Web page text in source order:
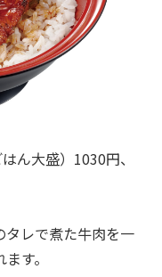
ん大盛）1030円、
レで煮た牛肉を一
す。